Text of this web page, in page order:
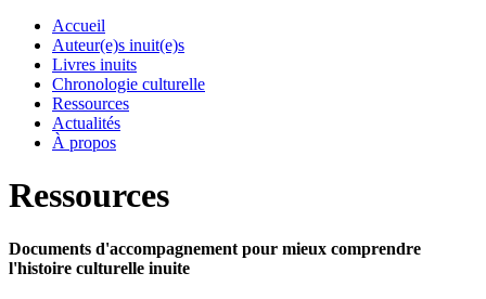
Accueil
Auteur(e)s inuit(e)s
Livres inuits
Chronologie culturelle
Ressources
Actualités
À propos
Ressources
Documents d'accompagnement pour mieux comprendre
l'histoire culturelle inuite